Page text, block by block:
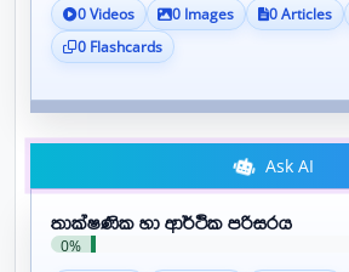
0 Videos 0 Images 0 Articles
0 Flashcards
Ask AI
තාක්ෂණික හා ආර්ථික පරිසරය
0%